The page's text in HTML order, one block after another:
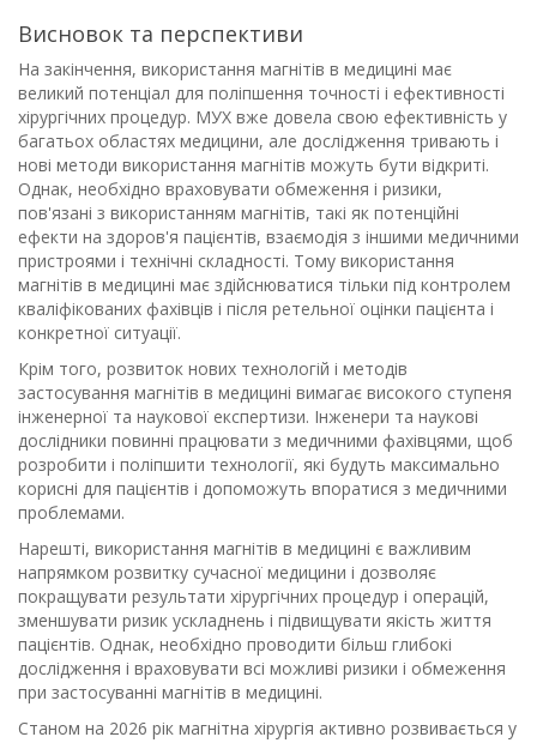
Висновок та перспективи
На закінчення, використання магнітів в медицині має
великий потенціал для поліпшення точності і ефективності
хірургічних процедур. МУХ вже довела свою ефективність у
багатьох областях медицини, але дослідження тривають і
нові методи використання магнітів можуть бути відкриті.
Однак, необхідно враховувати обмеження і ризики,
пов'язані з використанням магнітів, такі як потенційні
ефекти на здоров'я пацієнтів, взаємодія з іншими медичними
пристроями і технічні складності. Тому використання
магнітів в медицині має здійснюватися тільки під контролем
кваліфікованих фахівців і після ретельної оцінки пацієнта і
конкретної ситуації.
Крім того, розвиток нових технологій і методів
застосування магнітів в медицині вимагає високого ступеня
інженерної та наукової експертизи. Інженери та наукові
дослідники повинні працювати з медичними фахівцями, щоб
розробити і поліпшити технології, які будуть максимально
корисні для пацієнтів і допоможуть впоратися з медичними
проблемами.
Нарешті, використання магнітів в медицині є важливим
напрямком розвитку сучасної медицини і дозволяє
покращувати результати хірургічних процедур і операцій,
зменшувати ризик ускладнень і підвищувати якість життя
пацієнтів. Однак, необхідно проводити більш глибокі
дослідження і враховувати всі можливі ризики і обмеження
при застосуванні магнітів в медицині.
Станом на 2026 рік магнітна хірургія активно розвивається у